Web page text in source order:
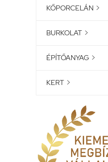
KŐPORCELÁN 
BURKOLAT 
ÉPÍTŐANYAG 
KERT 